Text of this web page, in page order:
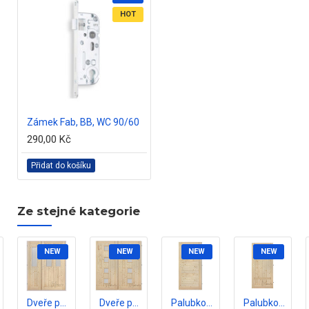
HOT
Zámek Fab, BB, WC 90/60
290,00 Kč
Přidat do košíku
Ze stejné kategorie
NEW NEW NEW NEW